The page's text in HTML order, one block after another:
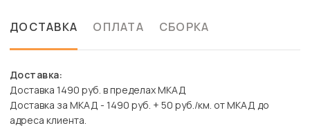
ДОСТАВКА ОПЛАТА СБОРКА
Доставка:
Доставка 1490 руб. в пределах МКАД
Доставка за МКАД - 1490 руб. + 50 руб./км. от МКАД до
адреса клиента.